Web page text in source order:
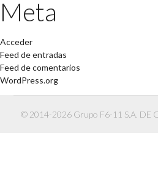
Meta
Acceder
Feed de entradas
Feed de comentarios
WordPress.org
© 2014-2026 Grupo F6-11 S.A. DE